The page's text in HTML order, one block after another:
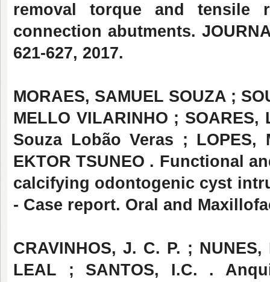
removal torque and tensile
connection abutments.
621-627, 2017.
MORAES, SAMUEL SOUZA ;
MELLO VILARINHO ;
Souza Lobão Veras ; LOPES,
EKTOR TSUNEO . Functional
calcifying odontogenic cyst
- Case report. Oral and
CRAVINHOS, J. C. P. ;
LEAL ; SANTOS, I.C. .